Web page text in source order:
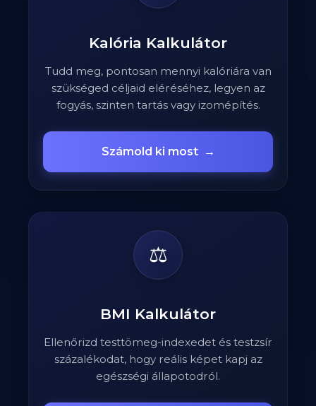
Kalória Kalkulátor
Tudd meg, pontosan mennyi kalóriára van
szükséged céljaid eléréséhez, legyen az
fogyás, szinten tartás vagy izomépítés.
Számold ki most →
⚖️
BMI Kalkulátor
Ellenőrizd testtömeg-indexedet és testzsír
százalékodat, hogy reális képet kapj az
egészségi állapotodról.